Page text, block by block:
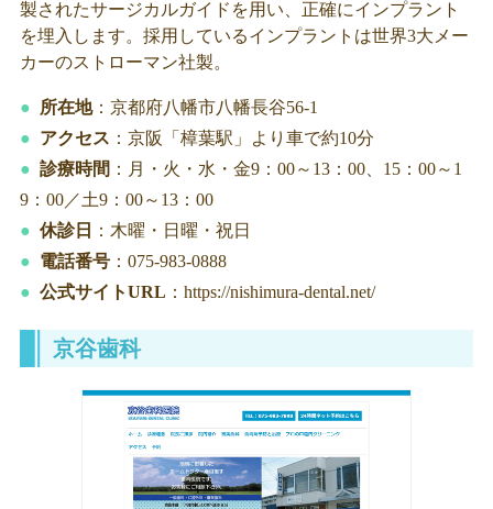
製されたサージカルガイドを用い、正確にインプラント
を埋入します。採用しているインプラントは世界3大メー
カーのストローマン社製。
所在地：京都府八幡市八幡長谷56-1
アクセス ：京阪「樟葉駅」より車で約10分
診療時間 ：月・火・水・金9：00～13：00、15：00～1
9：00／土9：00～13：00
休診日
：木曜・日曜・祝日
電話番号 ：075-983-0888
公式サイトURL ：https://nishimura-dental.net/
京谷歯科